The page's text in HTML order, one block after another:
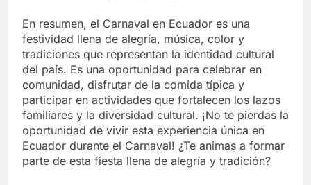
En resumen, el Carnaval en Ecuador es una
festividad llena de alegría, música, color y
tradiciones que representan la identidad cultural
del país. Es una oportunidad para celebrar en
comunidad, disfrutar de la comida típica y
participar en actividades que fortalecen los lazos
familiares y la diversidad cultural. ¡No te pierdas la
oportunidad de vivir esta experiencia única en
Ecuador durante el Carnaval! ¿Te animas a formar
parte de esta fiesta llena de alegría y tradición?